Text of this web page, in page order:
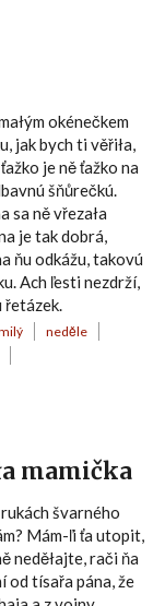
okénečkem
jak bych ti věřiła,
je ně ťažko na
šňůrečkú.
sa ně vřezała
je tak dobrá,
ňu odkážu, takovú
Ach ľesti nezdrží,
řetázek.
neděle
mamička
švarného
Mám-ľi ťa utopit,
neděłajte, rači ňa
od tísařa pána, že